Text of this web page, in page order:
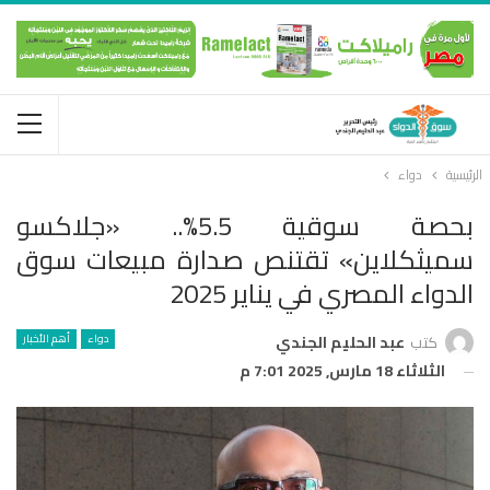
الرئيسية دواء
بحصة سوقية 5.5%.. «جلاكسو
سميثكلاين» تقتنص صدارة مبيعات سوق
الدواء المصري في يناير 2025
دواء أهم الأخبار كتب عبد الحليم الجندي
الثلاثاء 18 مارس, 2025 7:01 م